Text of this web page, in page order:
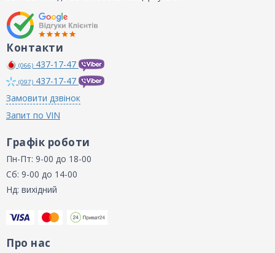
Контакти
(066) 437-17-47
(097) 437-17-47
Замовити дзвінок
Запит по VIN
Графік роботи
Пн-Пт: 9-00 до 18-00
Сб: 9-00 до 14-00
Нд: вихідний
Про нас